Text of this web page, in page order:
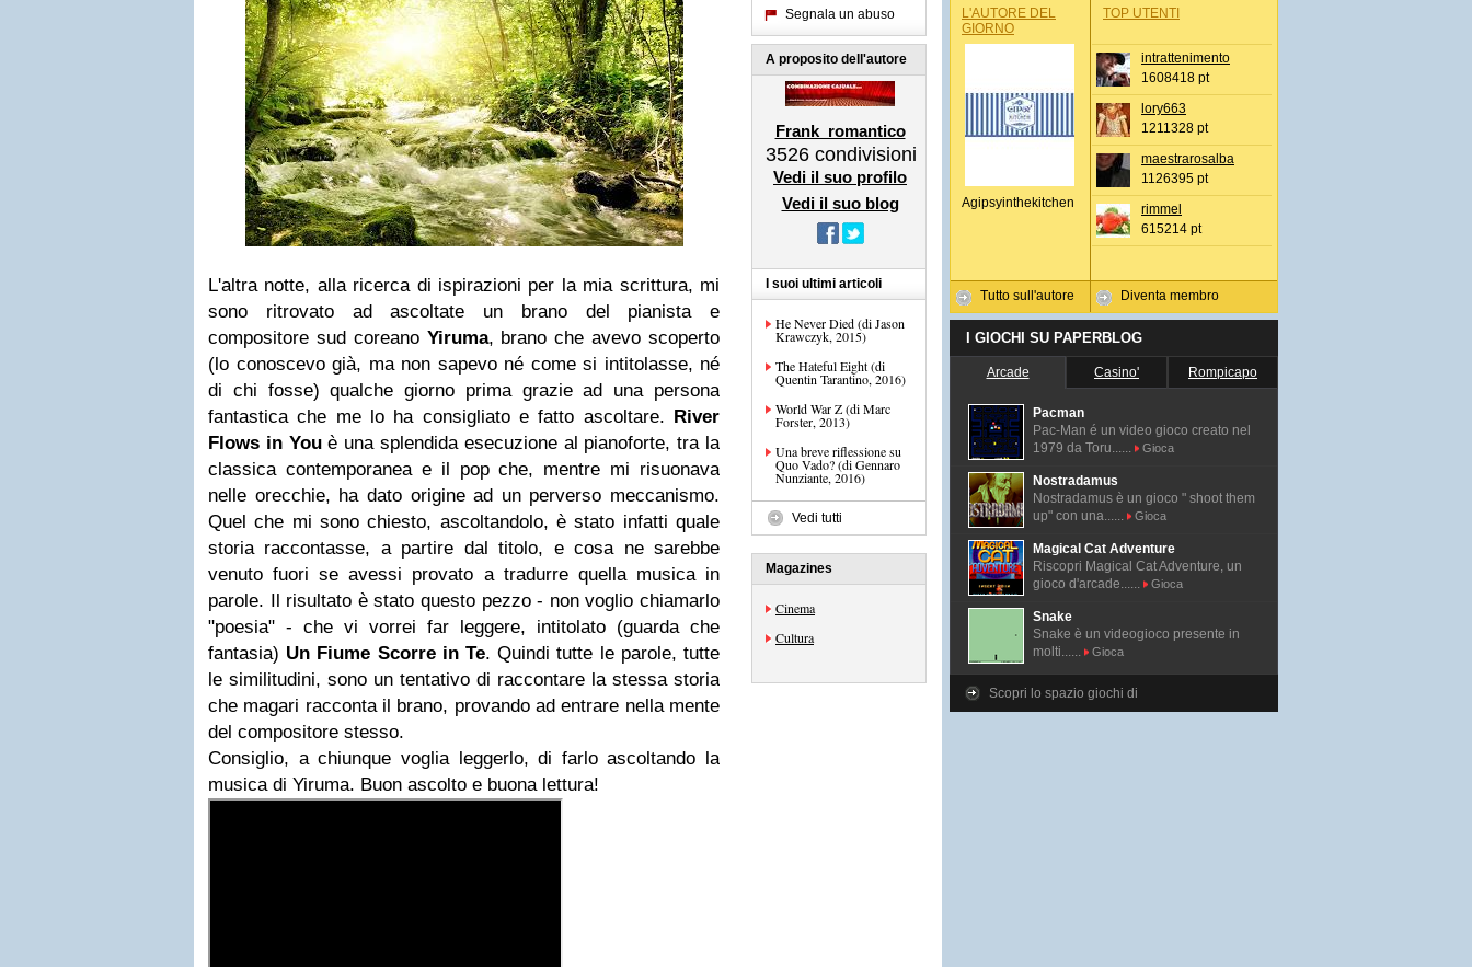
L'altra notte, alla ricerca di ispirazioni per la mia scrittura, mi
sono ritrovato ad ascoltate un brano del pianista e
compositore sud coreano Yiruma, brano che avevo scoperto
(lo conoscevo già, ma non sapevo né come si intitolasse, né
di chi fosse) qualche giorno prima grazie ad una persona
fantastica che me lo ha consigliato e fatto ascoltare. River
Flows in Youè una splendida esecuzione al pianoforte, tra la
classica contemporanea e il pop che, mentre mi risuonava
nelle orecchie, ha dato origine ad un perverso meccanismo.
Quel che mi sono chiesto, ascoltandolo, è stato infatti quale
storia raccontasse, a partire dal titolo, e cosa ne sarebbe
venuto fuori se avessi provato a tradurre quella musica in
parole. Il risultato è stato questo pezzo - non voglio chiamarlo
"poesia" - che vi vorrei far leggere, intitolato (guarda che
fantasia) Un Fiume Scorre in Te. Quindi tutte le parole, tutte
le similitudini, sono un tentativo di raccontare la stessa storia
che magari racconta il brano, provando ad entrare nella mente
del compositore stesso.
Consiglio, a chiunque voglia leggerlo, di farlo ascoltando la
musica di Yiruma. Buon ascolto e buona lettura!
Segnala un abuso
A proposito dell'autore
Frank_romantico
3526 condivisioni
Vedi il suo profilo
Vedi il suo blog
I suoi ultimi articoli
He Never Died (di Jason
Krawczyk, 2015)
The Hateful Eight (di
Quentin Tarantino, 2016)
World War Z (di Marc
Forster, 2013)
Una breve riflessione su
Quo Vado? (di Gennaro
Nunziante, 2016)
Vedi tutti
Magazines
Cinema
Cultura
L'AUTORE DEL
GIORNO
Agipsyinthekitchen
Tutto sull'autore
TOP UTENTI
intrattenimento
1608418 pt
lory663
1211328 pt
maestrarosalba
1126395 pt
rimmel
615214 pt
Diventa membro
I GIOCHI SU PAPERBLOG
Arcade Casino' Rompicapo
Pacman
Pac-Man é un video gioco creato nel
1979 da Toru......
Gioca
Nostradamus
Nostradamus è un gioco " shoot them
up" con una......
Gioca
Magical Cat Adventure
Riscopri Magical Cat Adventure, un
gioco d'arcade......
Gioca
Snake
Snake è un videogioco presente in
molti......
Gioca
Scopri lo spazio giochi di